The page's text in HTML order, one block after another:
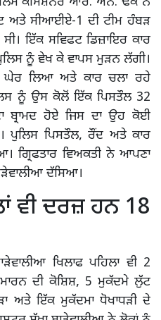
ਅਤੇ ਸੀਆਈਏ-1 ਦੀ ਟੀਮ ਹੰਬੜ
ਇੱਕ ਸਵਿਫਟ ਡਿਜ਼ਾਇਰ ਕਾਰ
ਨੂੰ ਵੇਖ ਕੇ ਵਾਪਸ ਮੁੜਨ ਲੱਗੀ।
ਲਿਆ ਅਤੇ ਕਾਰ ਚਲਾ ਰਹੇ
ਨੂੰ ਉਸ ਕੋਲੋਂ ਇੱਕ ਪਿਸਤੌਲ 32
ਹੋਏ ਜਿਸ ਦਾ ਉਹ ਕੋਈ
ਪੁਲਿਸ ਪਿਸਤੌਲ, ਰੌਂਦ ਅਤੇ ਕਾਰ
ਗ੍ਰਿਫਤਾਰ ਵਿਅਕਤੀ ਨੇ ਆਪਣਾ
ਦੱਸਿਆ।
ਵੀ ਦਰਜ਼ ਹਨ 18
ਖਿਲਾਫ ਪਹਿਲਾ ਵੀ 2
ਦੀ ਕੋਸ਼ਿਸ਼, 5 ਮੁਕੱਦਮੇ ਲੁੱਟ
ਅਤੇ ਇੱਕ ਮੁਕੱਦਮਾ ਧੋਖਾਧੜੀ ਦੇ